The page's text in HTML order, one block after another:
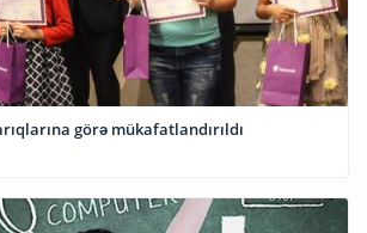
görə mükafatlandırıldı